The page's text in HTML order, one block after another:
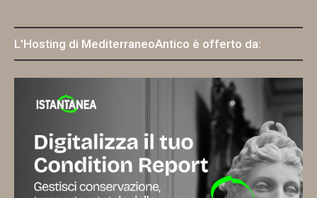
L'Hosting di MediterraneoAntico è offerto da: